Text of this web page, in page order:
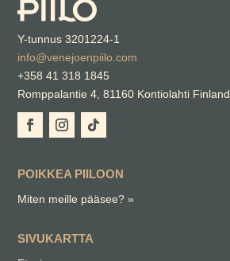
Y-tunnus 3201224-1
info@venejoenpiilo.com
+358 41 318 1845
Romppalantie 4, 81160 Kontiolahti Finland
POIKKEA PIILOON
Miten meille pääsee?»
SIVUKARTTA